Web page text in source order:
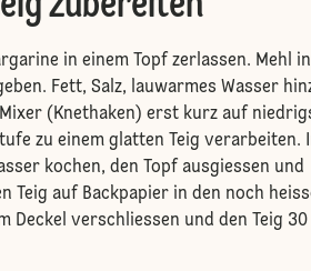
in einem Topf zerlassen. Mehl
Fett, Salz, lauwarmes Wasser
(Knethaken) erst kurz auf
zu einem glatten Teig verarbeiten.
kochen, den Topf ausgiessen und
Teig auf Backpapier in den noch
Deckel verschliessen und den Teig